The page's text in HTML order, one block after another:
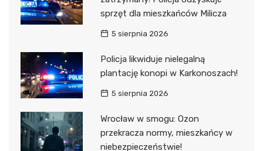
sprzęt dla mieszkańców Milicza
5 sierpnia 2026
Policja likwiduje nielegalną
plantację konopi w Karkonoszach!
5 sierpnia 2026
Wrocław w smogu: Ozon
przekracza normy, mieszkańcy w
niebezpieczeństwie!